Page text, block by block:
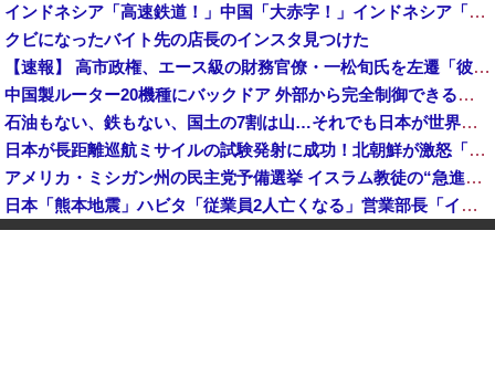
インドネシア「高速鉄道！」中国「大赤字！」インドネシア「運営会社の株式購入！（負債対策」中国「はい（巨額負債」インドネシア「700km延伸計画！（実質中止」→
クビになったバイト先の店長のインスタ見つけた
【速報】 高市政権、エース級の財務官僚・一松旬氏を左遷「彼は協力的でなかった」財務省の言いなりではないことが判明
中国製ルーター20機種にバックドア 外部から完全制御できる機能が仕込まれていた
石油もない、鉄もない、国土の7割は山…それでも日本が世界屈指の経済大国になれた「勤勉さ」以外の勝因！
日本が長距離巡航ミサイルの試験発射に成功！北朝鮮が激怒「日本が戦争国家になろうとしている」「絶対に傍観しない、必ず後悔させる」
アメリカ・ミシガン州の民主党予備選挙 イスラム教徒の“急進左派”候補が勝利確実に⋯トランプ氏は批判
日本「熊本地震」ハビタ「従業員2人亡くなる」営業部長「イオンのスタッフに制止されなかった」日本「部長が連絡後の店員行動を証言（謎」イオン「再入館可能の事実ない」→
K-POPアイドルの約半数が3年後には姿を消す…損益分岐点突破は4％未満